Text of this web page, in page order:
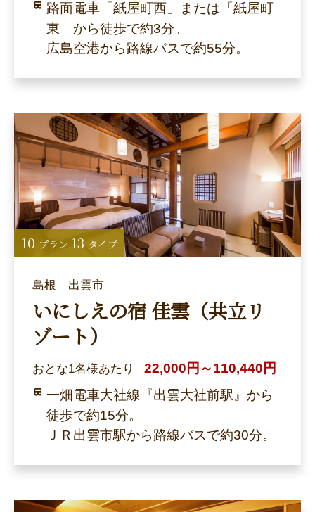
路面電車「紙屋町西」または「紙屋町
東」から徒歩で約3分。
広島空港から路線バスで約55分。
島根 出雲市
いにしえの宿 佳雲（共立リ
ゾート）
おとな1名様あたり
22,000円～110,440円
一畑電車大社線『出雲大社前駅』から
徒歩で約15分。
ＪＲ出雲市駅から路線バスで約30分。
10 プラン 13 タイプ